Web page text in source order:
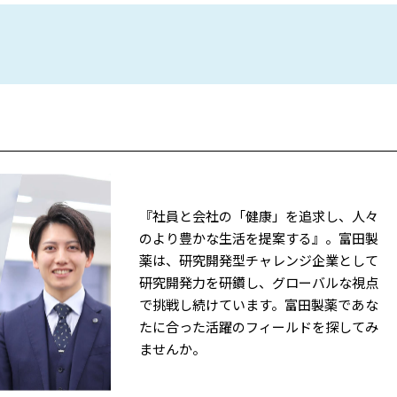
『社員と会社の「健康」を追求し、人々
のより豊かな生活を提案する』。富田製
薬は、研究開発型チャレンジ企業として
研究開発力を研鑽し、グローバルな視点
で挑戦し続けています。富田製薬であな
たに合った活躍のフィールドを探してみ
ませんか。